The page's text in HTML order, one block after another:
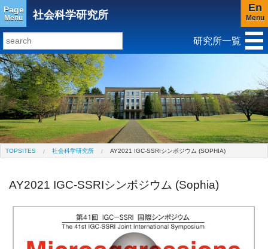
Page
Menu 社会科学研究所
En
Menu
研究所トップ 教育研究所
キリスト教と文化研究所 アジア文化研究所
平和研究所 ジェンダー研究センター
研究所一覧
TOPSITES 社会科学研究所 AY2021 IGC-SSRIシンポジウム (SOPHIA)
AY2021 IGC-SSRIシンポジウム (Sophia)